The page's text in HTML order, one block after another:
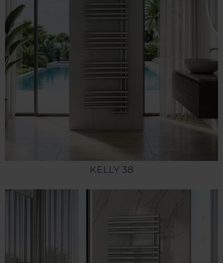
KELLY 38